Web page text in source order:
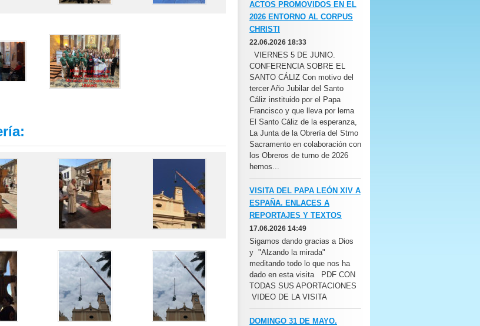
ACTOS PROMOVIDOS EN EL
2026 ENTORNO AL CORPUS
CHRISTI
22.06.2026 18:33
VIERNES 5 DE JUNIO.
CONFERENCIA SOBRE EL
SANTO CÁLIZ Con motivo del
tercer Año Jubilar del Santo
Cáliz instituido por el Papa
Francisco y que lleva por lema
El Santo Cáliz de la esperanza,
La Junta de la Obrería del Stmo
Sacramento en colaboración con
los Obreros de turno de 2026
hemos...
VISITA DEL PAPA LEÓN XIV A
ESPAÑA. ENLACES A
REPORTAJES Y TEXTOS
17.06.2026 14:49
Sigamos dando gracias a Dios
y "Alzando la mirada"
meditando todo lo que nos ha
dado en esta visita PDF CON
TODAS SUS APORTACIONES
VIDEO DE LA VISITA
DOMINGO 31 DE MAYO.